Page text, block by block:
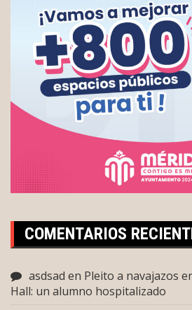
COMENTARIOS
asdsad en Pleito a navajazos
Hall: un alumno hospitalizado